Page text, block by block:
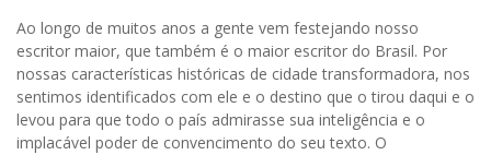
Ao longo de muitos anos a gente vem festejando nosso
escritor maior, que também é o maior escritor do Brasil. Por
nossas características históricas de cidade transformadora, nos
sentimos identificados com ele e o destino que o tirou daqui e o
levou para que todo o país admirasse sua inteligência e o
implacável poder de convencimento do seu texto. O